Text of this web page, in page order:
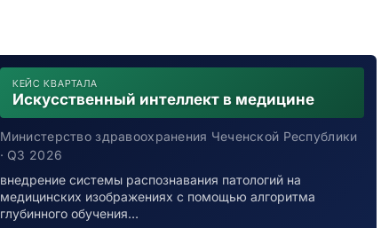
КЕЙС КВАРТАЛА
Искусственный интеллект в медицине
Министерство здравоохранения Чеченской Республики
· Q3 2026
внедрение системы распознавания патологий на
медицинских изображениях с помощью алгоритма
глубинного обучения…